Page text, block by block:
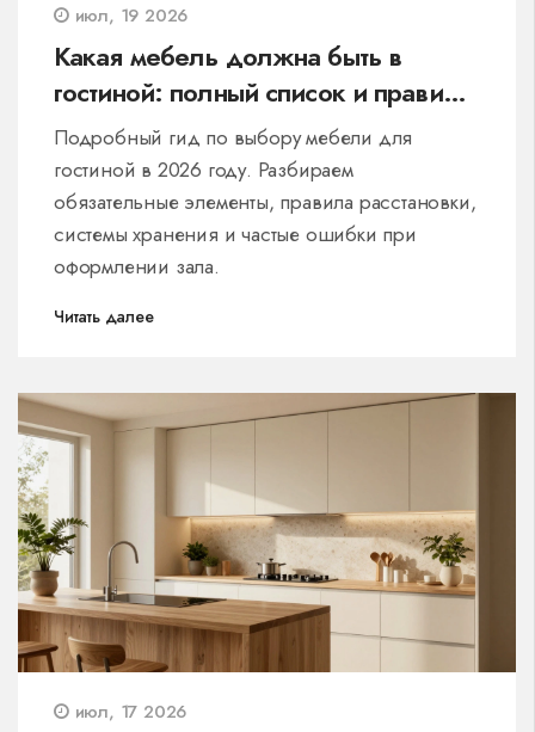
июл, 19 2026
Какая мебель должна быть в
гостиной: полный список и правила
расстановки
Подробный гид по выбору мебели для
гостиной в 2026 году. Разбираем
обязательные элементы, правила расстановки,
системы хранения и частые ошибки при
оформлении зала.
Читать далее
июл, 17 2026